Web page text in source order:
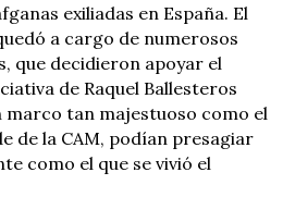
exiliadas en España. El
a cargo de numerosos
que decidieron apoyar el
de Raquel Ballesteros
marco tan majestuoso como el
de la CAM, podían presagiar
como el que se vivió el